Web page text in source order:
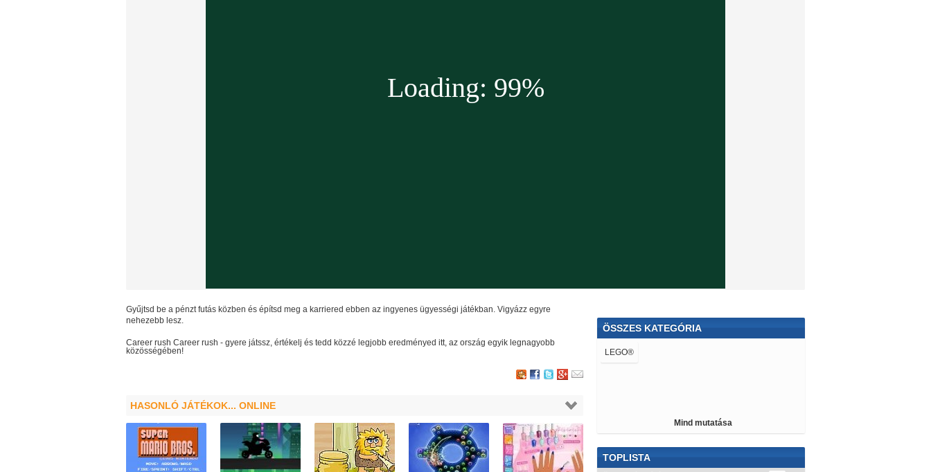
Gyűjtsd be a pénzt futás közben és építsd meg a karriered ebben az ingyenes ügyességi játékban. Vigyázz egyre
nehezebb lesz.
Career rush - gyere játssz, értékelj és tedd közzé legjobb eredményed itt, az ország egyik legnagyobb
Career rush
közösségében!
HASONLÓ JÁTÉKOK... ONLINE
ÖSSZES KATEGÓRIA
Mind mutatása
TOPLISTA